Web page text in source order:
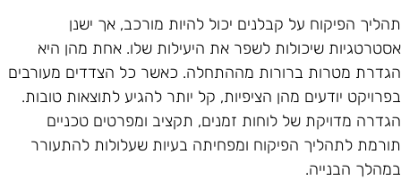
הפיקוח על קבלנים יכול להיות מורכב, אך ישנן
שיכולות לשפר את היעילות שלו. אחת מהן היא
מטרות ברורות מההתחלה. כאשר כל הצדדים מעורבים
יודעים מהן הציפיות, קל יותר להגיע לתוצאות טובות.
מדויקת של לוחות זמנים, תקציב ומפרטים טכניים
לתהליך הפיקוח ומפחיתה בעיות שעלולות להתעורר
הבנייה.